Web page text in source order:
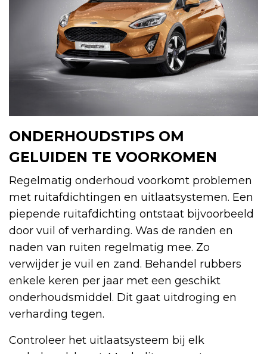
ONDERHOUDSTIPS OM
GELUIDEN TE VOORKOMEN
Regelmatig onderhoud voorkomt problemen
met ruitafdichtingen en uitlaatsystemen. Een
piepende ruitafdichting ontstaat bijvoorbeeld
door vuil of verharding. Was de randen en
naden van ruiten regelmatig mee. Zo
verwijder je vuil en zand. Behandel rubbers
enkele keren per jaar met een geschikt
onderhoudsmiddel. Dit gaat uitdroging en
verharding tegen.
Controleer het uitlaatsysteem bij elk